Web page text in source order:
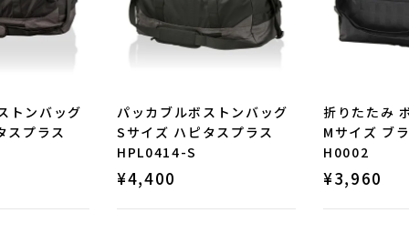
トンバッグ
スプラス
パッカブルボストンバッグ
Sサイズ ハピタスプラス
HPL0414-S
¥4,400
折りたたみ
Mサイズ ブ
H0002
¥3,960